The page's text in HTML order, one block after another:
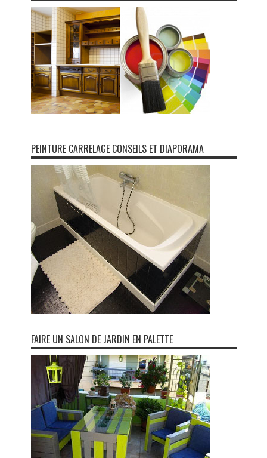
PEINTURE CARRELAGE CONSEILS ET DIAPORAMA
FAIRE UN SALON DE JARDIN EN PALETTE